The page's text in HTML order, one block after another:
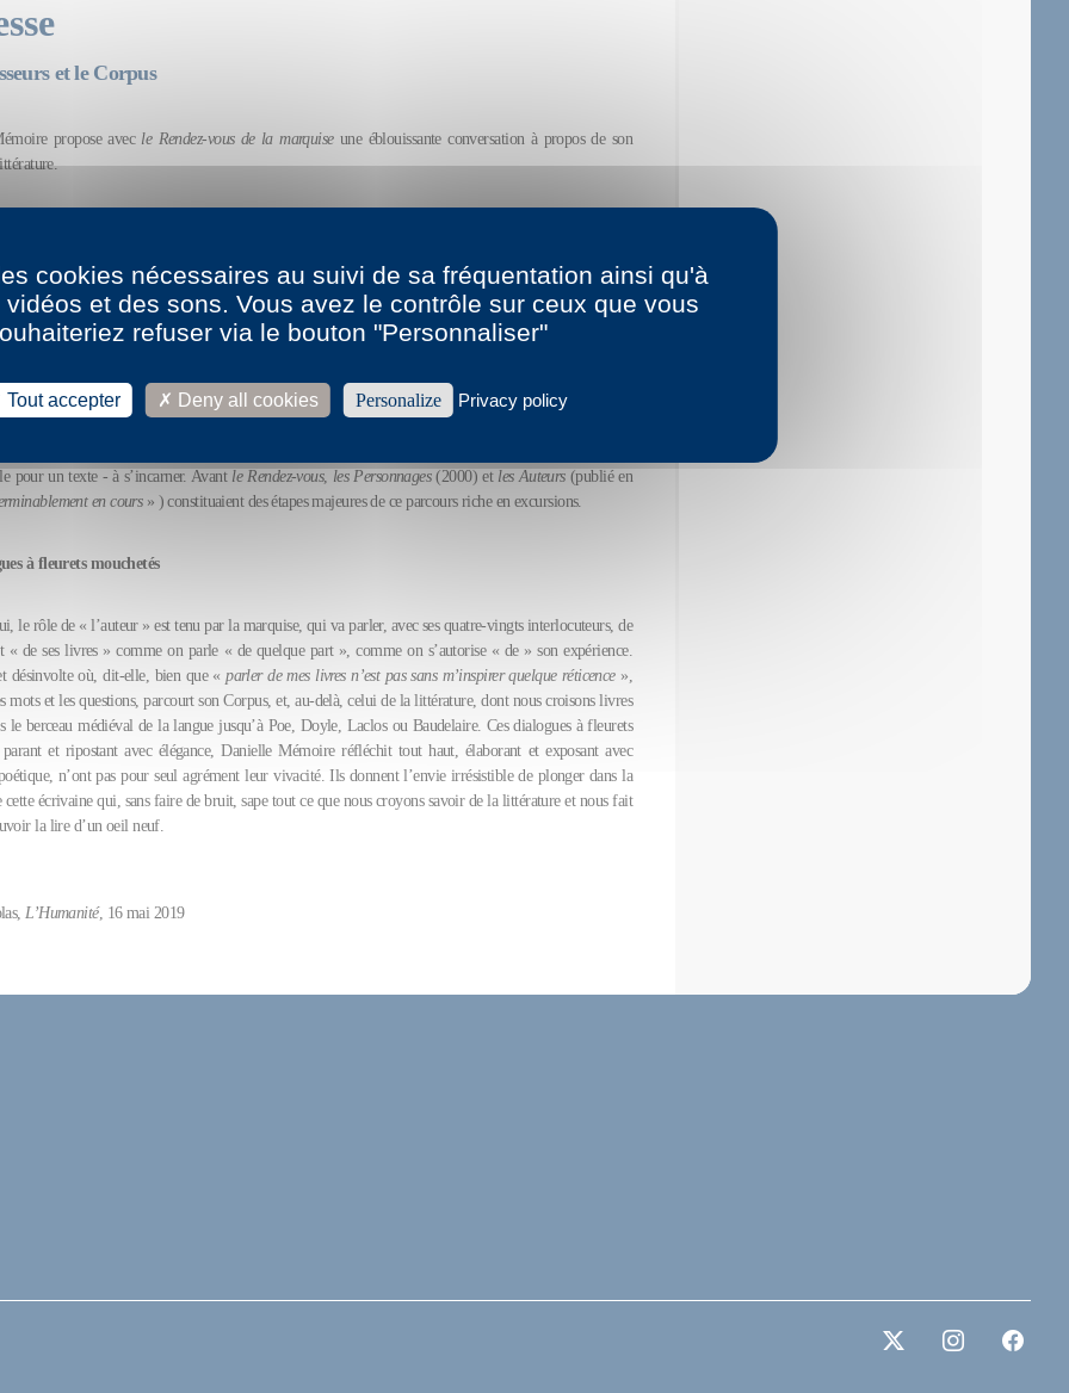
et le Corpus
propose avec le Rendez-vous de la marquiseune éblouissante conversation à propos de son
elle? Celle qui « ne barbouille que de misérables narrations», autrement dit madame de Sévigné ?
heures, selon une phrase de Paul Valéry inventée par André Breton? Qu’importe. Ce qui compte,
portée d’emblée sur le récit, le roman et, évidemment, les notions éminemment scabreuses de
attribuables à un ou plusieurs auteurs ou « usurpateurs », entretient avec les livres de sa bibliographie
pour un texte - à s’incarner. Avant le Rendez-vous, les Personnages(2000) et les Auteurs (publié en
en cours» ) constituaient des étapes majeures de ce parcours riche en excursions.
à fleurets mouchetés
le rôle de « l’auteur » est tenu par la marquise, qui va parler, avec ses quatre-vingts interlocuteurs, de
« de ses livres » comme on parle « de quelque part », comme on s’autorise « de » son expérience.
désinvolte où, dit-elle, bien que «parler de mes livres n’est pas sans m’inspirer quelque réticence»,
mots et les questions, parcourt son Corpus, et, au-delà, celui de la littérature, dont nous croisons livres
le berceau médiéval de la langue jusqu’à Poe, Doyle, Laclos ou Baudelaire. Ces dialogues à fleurets
et ripostant avec élégance, Danielle Mémoire réfléchit tout haut, élaborant et exposant avec
n’ont pas pour seul agrément leur vivacité. Ils donnent l’envie irrésistible de plonger dans la
écrivaine qui, sans faire de bruit, sape tout ce que nous croyons savoir de la littérature et nous fait
la lire d’un oeil neuf.
L’Humanité, 16 mai 2019
cookies nécessaires au suivi de sa fréquentation ainsi qu'à
et des sons. Vous avez le contrôle sur ceux que vous
refuser via le bouton "Personnaliser"
Tout accepter Deny all cookies Personalize Privacy policy